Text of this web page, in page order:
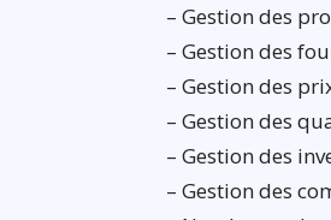
– Gestion des
– Gestion des
– Gestion des
– Gestion des
– Gestion des
– Gestion des